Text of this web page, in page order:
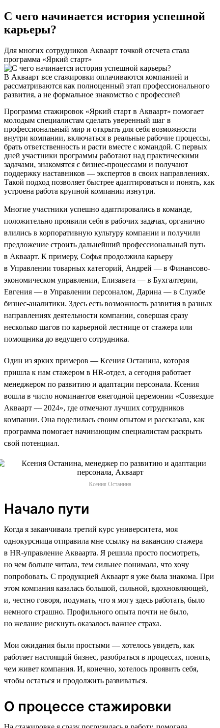
С чего начинается история успешной
карьеры?
Для многих сотрудников Акваарт точкой отсчета стала
программа «Яркий старт»
В Акваарт все стажировки оплачиваются компанией и
рассматриваются как полноценный этап профессионального
развития, а не формальное знакомство с профессией
Программа стажировок «Яркий старт в Акваарт» помогает
молодым специалистам сделать уверенный шаг в
профессиональный мир и открыть для себя возможности
внутри компании, включаться в реальные рабочие процессы,
брать ответственность и расти вместе с командой. С первых
дней участники программы работают над практическими
задачами, знакомятся с бизнес-процессами и получают
поддержку наставников — экспертов в своих направлениях.
Такой подход позволяет быстрее адаптироваться и понять, как
устроена работа крупной компании изнутри.
Многие участники успешно адаптировались в команде,
положительно проявили себя в рабочих задачах, органично
влились в корпоративную культуру компании и получили
предложение строить дальнейший профессиональный путь
в Акваарт. К примеру, Софья продолжила карьеру
в Управлении товарных категорий, Андрей — в Финансово-
экономическом управлении, Елизавета — в Бухгалтерии,
Евгения — в Управлении персоналом, Дарина — в Службе
бизнес-аналитики. Здесь есть возможность развития в разных
направлениях деятельности компании, совершая сразу
несколько шагов по карьерной лестнице от стажера или
помощника до ведущего сотрудника.
Один из ярких примеров — Ксения Останина, которая
пришла к нам стажером в HR-отдел, а сегодня работает
менеджером по развитию и адаптации персонала. Ксения
вошла в число номинантов ежегодной церемонии «Созвездие
Акваарт — 2024», где отмечают лучших сотрудников
компании. Она поделилась своим опытом и рассказала, как
программа помогает начинающим специалистам раскрыть
свой потенциал.
Ксения Останина
Начало пути
Когда я заканчивала третий курс университета, моя
однокурсница отправила мне ссылку на вакансию стажера
в HR-управление Акваарта. Я решила просто посмотреть,
но чем больше читала, тем сильнее понимала, что хочу
попробовать. С продукцией Акваарт я уже была знакома. При
этом компания казалась большой, сильной, вдохновляющей,
и, честно говоря, подумать, что я могу здесь работать, было
немного страшно. Профильного опыта почти не было,
но желание рискнуть оказалось важнее страха.
Мои ожидания были простыми — хотелось увидеть, как
работает настоящий бизнес, разобраться в процессах, понять,
чем живет компания. И, конечно, хотелось проявить себя,
чтобы остаться и продолжить развиваться.
О процессе стажировки